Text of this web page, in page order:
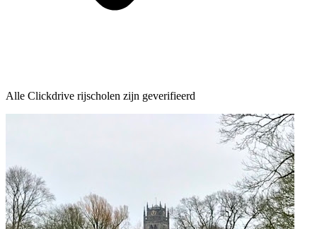
Alle Clickdrive rijscholen zijn geverifieerd